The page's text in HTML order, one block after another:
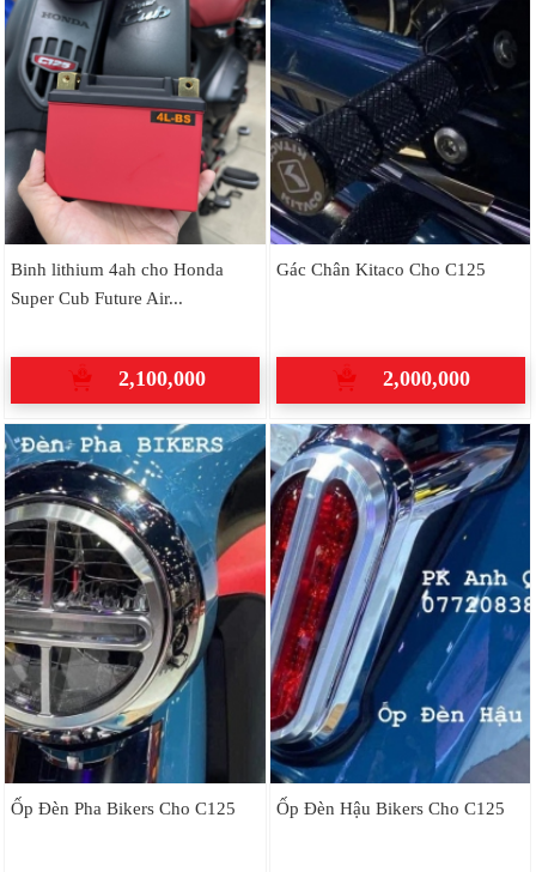
Binh lithium 4ah cho Honda
Super Cub Future Air...
2,100,000
Gác Chân Kitaco Cho C125
2,000,000
Ốp Đèn Pha Bikers Cho C125 Ốp Đèn Hậu Bikers Cho C125